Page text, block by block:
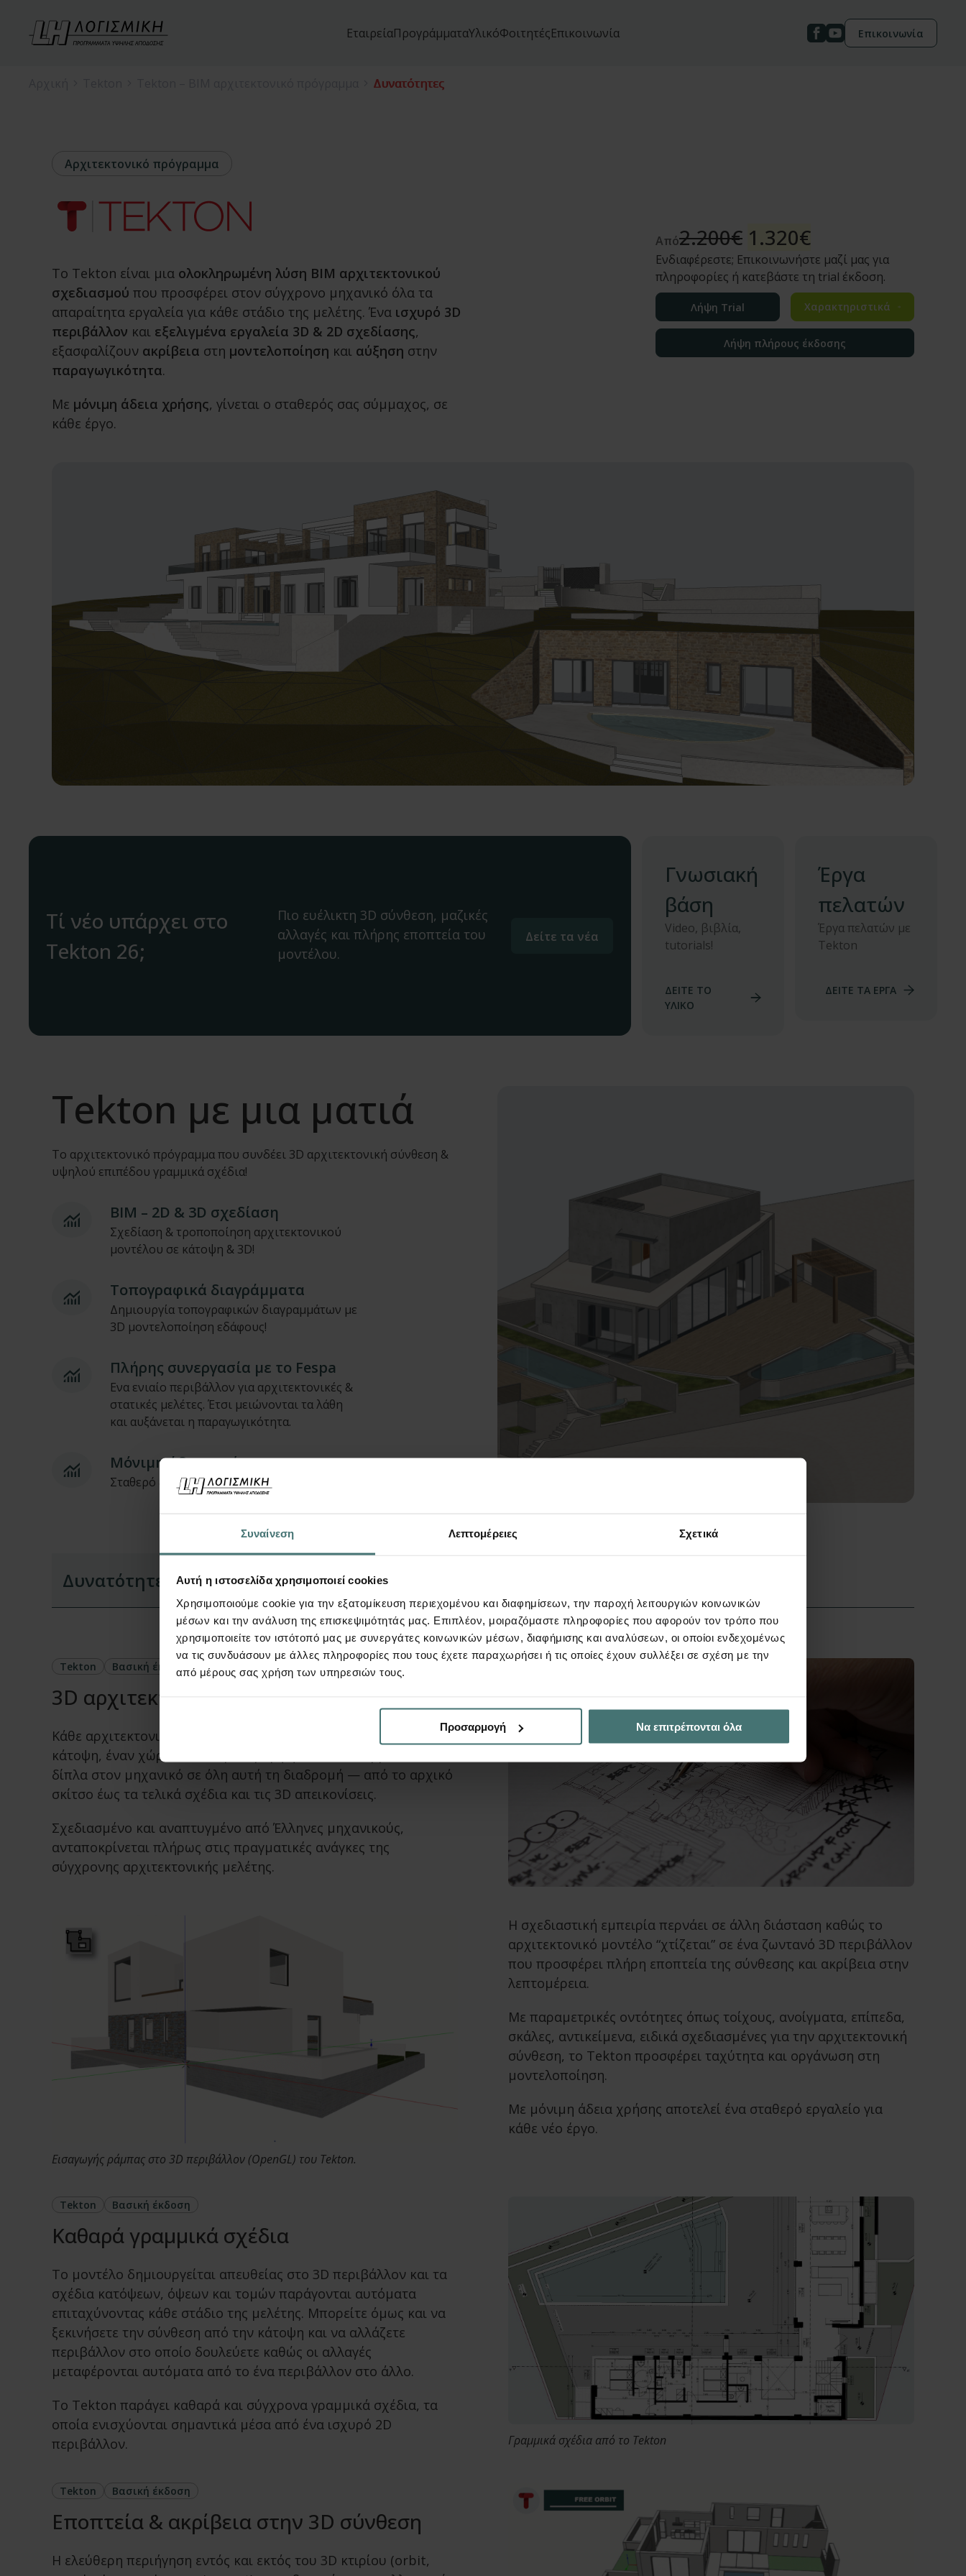
Συναίνεση Λεπτομέρειες Σχετικά
Αυτή η ιστοσελίδα χρησιμοποιεί cookies
Χρησιμοποιούμε cookie για την εξατομίκευση περιεχομένου και διαφημίσεων, την παροχή λειτουργιών κοινωνικών
μέσων και την ανάλυση της επισκεψιμότητάς μας. Επιπλέον, μοιραζόμαστε πληροφορίες που αφορούν τον τρόπο που
χρησιμοποιείτε τον ιστότοπό μας με συνεργάτες κοινωνικών μέσων, διαφήμισης και αναλύσεων, οι οποίοι ενδεχομένως
να τις συνδυάσουν με άλλες πληροφορίες που τους έχετε παραχωρήσει ή τις οποίες έχουν συλλέξει σε σχέση με την
από μέρους σας χρήση των υπηρεσιών τους.
Προσαρμογή Να επιτρέπονται όλα
ΕταιρείαΠρογράμματαΥλικόΦοιτητέςΕπικοινωνία Επικοινωνία
Δυνατότητες
Αρχιτεκτονικό πρόγραμμα
Το Tekton είναι μια ολοκληρωμένη λύση BIM αρχιτεκτονικού
σχεδιασμού που προσφέρει στον σύγχρονο μηχανικό όλα τα
απαραίτητα εργαλεία για κάθε στάδιο της μελέτης. Ένα ισχυρό 3D
περιβάλλον και εξελιγμένα εργαλεία 3D & 2D σχεδίασης,
εξασφαλίζουν ακρίβεια στη μοντελοποίηση και αύξηση στην
παραγωγικότητα.
Με μόνιμη άδεια χρήσης, γίνεται ο σταθερός σας σύμμαχος, σε
κάθε έργο.
Από2.200€ Original
price
was:
2.200€.
1.320€Current
price
is:
1.320€.
Ενδιαφέρεστε; Επικοινωνήστε μαζί μας για
πληροφορίες ή κατεβάστε τη trial έκδοση.
Λήψη Trial Χαρακτηριστικά
Λήψη πλήρους έκδοσης
Τί νέο υπάρχει στο
Tekton 26;
Πιο ευέλικτη 3D σύνθεση, μαζικές
αλλαγές και πλήρης εποπτεία του
μοντέλου.
Δείτε τα νέα
Γνωσιακή
βάση
Video, βιβλία,
tutorials!
ΔΕΙΤΕ ΤΟ
ΥΛΙΚΟ
Έργα
πελατών
Έργα πελατών με
Tekton
ΔΕΙΤΕ ΤΑ ΕΡΓΑ
Tekton με μια ματιά
Το αρχιτεκτονικό πρόγραμμα που συνδέει 3D αρχιτεκτονική σύνθεση &
υψηλού επιπέδου γραμμικά σχέδια!
ΒΙΜ – 2D & 3D σχεδίαση
Σχεδίαση & τροποποίηση αρχιτεκτονικού
μοντέλου σε κάτοψη & 3D!
Τοπογραφικά διαγράμματα
Δημιουργία τοπογραφικών διαγραμμάτων με
3D μοντελοποίηση εδάφους!
Πλήρης συνεργασία με το Fespa
Eνα ενιαίο περιβάλλον για αρχιτεκτονικές &
στατικές μελέτες. Έτσι μειώνονται τα λάθη
και αυξάνεται η παραγωγικότητα.
Μόνιμη άδεια χρήσης
Σταθερό & αξιόπιστο εργαλείο για κάθε έργο!
Δυνατότητες
Tekton Βασική έκδοση
3D αρχιτεκτονική σύνθεση
Κάθε αρχιτεκτονική μελέτη ξεκινά από μια ιδέα. Μια γραμμή, μια
κάτοψη, έναν χώρο που παίρνει μορφή. Το Tekton βρίσκεται
δίπλα στον μηχανικό σε όλη αυτή τη διαδρομή — από το αρχικό
σκίτσο έως τα τελικά σχέδια και τις 3D απεικονίσεις.
Σχεδιασμένο και αναπτυγμένο από Έλληνες μηχανικούς,
ανταποκρίνεται πλήρως στις πραγματικές ανάγκες της
σύγχρονης αρχιτεκτονικής μελέτης.
Εισαγωγής ράμπας στο 3D περιβάλλον (OpenGL) του Tekton.
Η σχεδιαστική εμπειρία περνάει σε άλλη διάσταση καθώς το
αρχιτεκτονικό μοντέλο “χτίζεται” σε ένα ζωντανό 3D περιβάλλον
που προσφέρει πλήρη εποπτεία της σύνθεσης και ακρίβεια στην
λεπτομέρεια.
Με παραμετρικές οντότητες όπως τοίχους, ανοίγματα, επίπεδα,
σκάλες, αντικείμενα, ειδικά σχεδιασμένες για την αρχιτεκτονική
σύνθεση, το Tekton προσφέρει ταχύτητα και οργάνωση στη
μοντελοποίηση.
Με μόνιμη άδεια χρήσης αποτελεί ένα σταθερό εργαλείο για
κάθε νέο έργο.
Tekton Βασική έκδοση
Καθαρά γραμμικά σχέδια
Το μοντέλο δημιουργείται απευθείας στο 3D περιβάλλον και τα
σχέδια κατόψεων, όψεων και τομών παράγονται αυτόματα
επιταχύνοντας κάθε στάδιο της μελέτης. Μπορείτε όμως και να
ξεκινήσετε την σύνθεση από την κάτοψη και να αλλάζετε
περιβάλλον στο οποίο δουλεύετε καθώς οι αλλαγές
μεταφέρονται αυτόματα από το ένα περιβάλλον στο άλλο.
Το Tekton παράγει καθαρά και σύγχρονα γραμμικά σχέδια, τα
οποία ενισχύονται σημαντικά μέσα από ένα ισχυρό 2D
περιβάλλον.
Γραμμικά σχέδια από το Tekton
Tekton Βασική έκδοση
Εποπτεία & ακρίβεια στην 3D σύνθεση
Η ελεύθερη περιήγηση εντός και εκτός του 3D κτιρίου (orbit,